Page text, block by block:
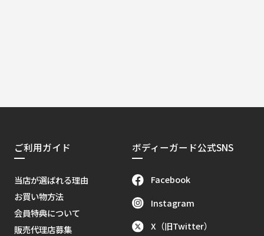
ご利用ガイド
当店が選ばれる理由
お買い物方法
会員特典について
販売代理店募集
ボディーガード公式SNS
Facebook
Instagram
X（旧Twitter）